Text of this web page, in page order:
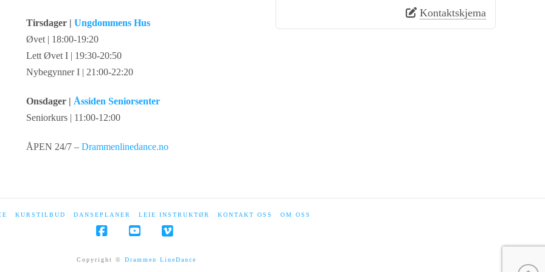
Tirsdager | Ungdommens Hus
Øvet | 18:00-19:20
Lett Øvet I | 19:30-20:50
Nybegynner I | 21:00-22:20
Onsdager | Åssiden Seniorsenter
Seniorkurs | 11:00-12:00
ÅPEN 24/7 – Drammenlinedance.no
Kontaktskjema
KURSTILBUD DANSEPLANER LEIE INSTRUKTØR KONTAKT OSS OM OSS
Copyright © Drammen LineDance